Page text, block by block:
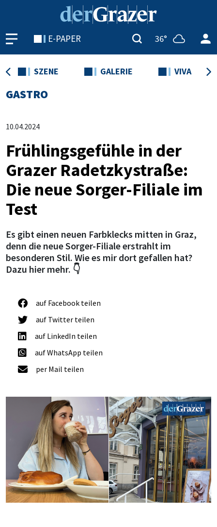
E-PAPER 36°
SZENE GALERIE VIVA
GASTRO
10.04.2024
Frühlingsgefühle in der
Grazer Radetzkystraße:
Die neue Sorger-Filiale im
Test
Es gibt einen neuen Farbklecks mitten in Graz,
denn die neue Sorger-Filiale erstrahlt im
besonderen Stil. Wie es mir dort gefallen hat?
Dazu hier mehr. 👇
auf Facebook teilen
auf Twitter teilen
auf LinkedIn teilen
auf WhatsApp teilen
per Mail teilen